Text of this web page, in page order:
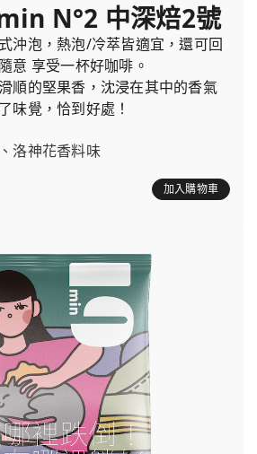
N°2 中深焙2號
沖泡，熱泡/冷萃皆適宜，還可回
意 享受一杯好咖啡。
順的堅果香，沈浸在其中的香氣
味覺，恰到好處！
洛神花香料味
加入購物車